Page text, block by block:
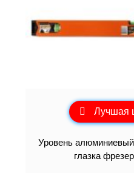
Лучшая
Уровень
глазка